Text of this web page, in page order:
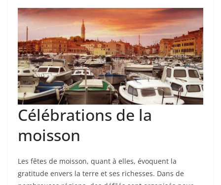
Célébrations de la
moisson
Les fêtes de moisson, quant à elles, évoquent la
gratitude envers la terre et ses richesses. Dans de